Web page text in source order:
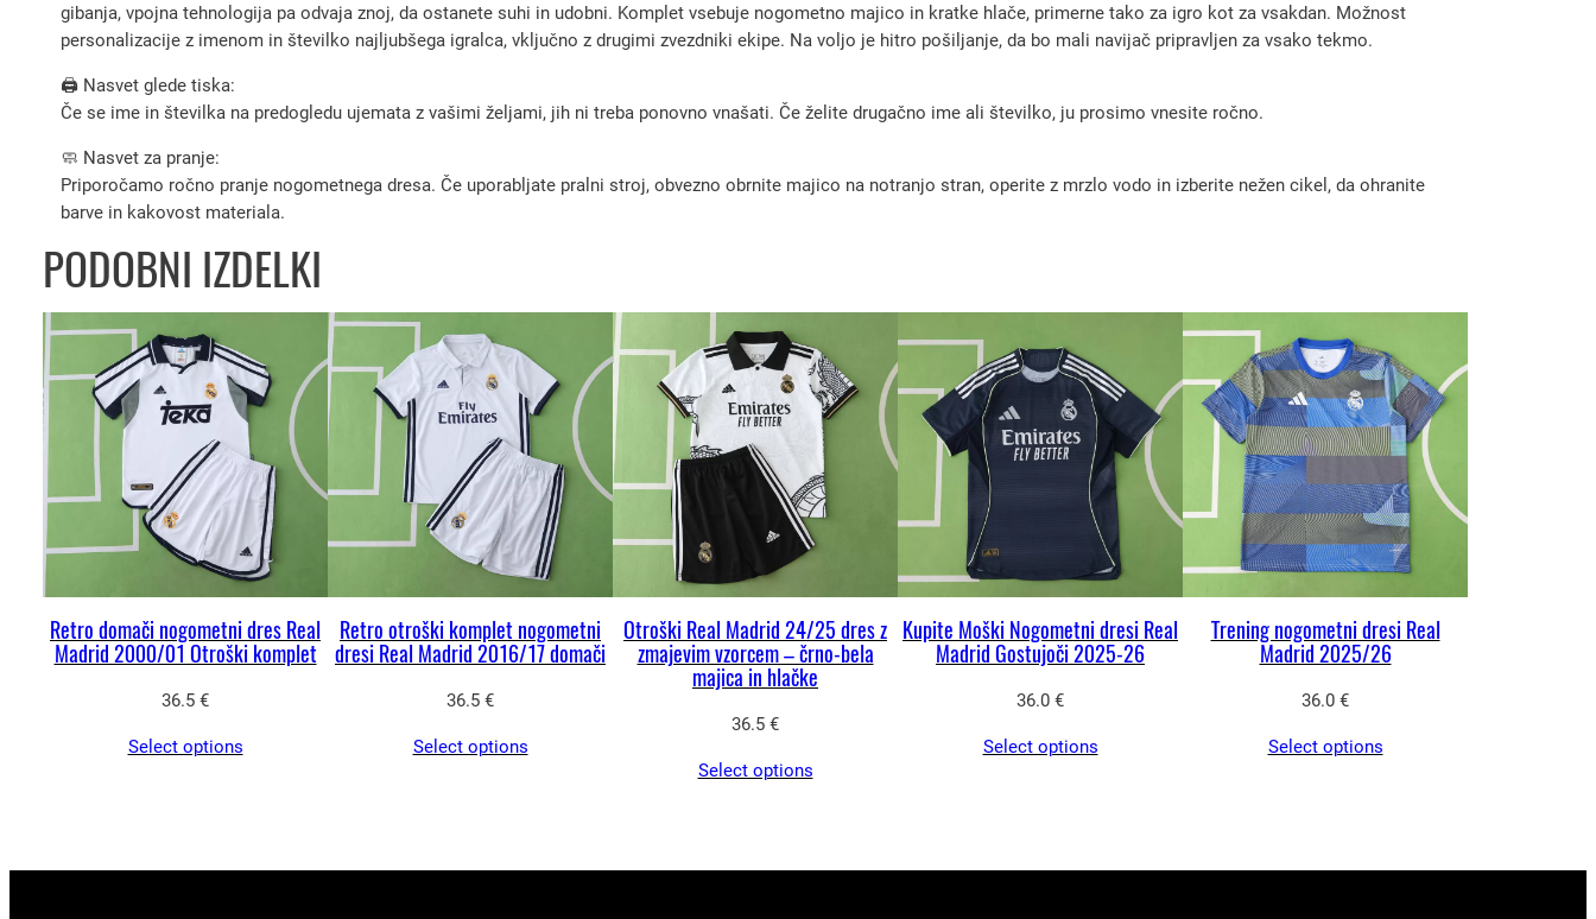
2
6
t
o
d
o
m
i
r
–
gibanja, vpojna tehnologija pa odvaja znoj, da ostanete suhi in udobni. Komplet vsebuje nogometno majico in kratke hlače, primerne tako za igro kot za vsakdan. Možnost
personalizacije z imenom in številko najljubšega igralca, vključno z drugimi zvezdniki ekipe. Na voljo je hitro pošiljanje, da bo mali navijač pripravljen za vsako tekmo.
🖨️ Nasvet glede tiska:
Če se ime in številka na predogledu ujemata z vašimi željami, jih ni treba ponovno vnašati. Če želite drugačno ime ali številko, ju prosimo vnesite ročno.
🧼 Nasvet za pranje:
Priporočamo ročno pranje nogometnega dresa. Če uporabljate pralni stroj, obvezno obrnite majico na notranjo stran, operite z mrzlo vodo in izberite nežen cikel, da ohranite
barve in kakovost materiala.
PODOBNI IZDELKI
Retro domači nogometni dres Real
Madrid 2000/01 Otroški komplet
36.5 €
Select options
Retro otroški komplet nogometni
dresi Real Madrid 2016/17 domači
36.5 €
Select options
Otroški Real Madrid 24/25 dres z
zmajevim vzorcem – črno-bela
majica in hlačke
36.5 €
Select options
Kupite Moški Nogometni dresi Real
Madrid Gostujoči 2025-26
36.0 €
Select options
Trening nogometni dresi Real
Madrid 2025/26
36.0 €
Select options